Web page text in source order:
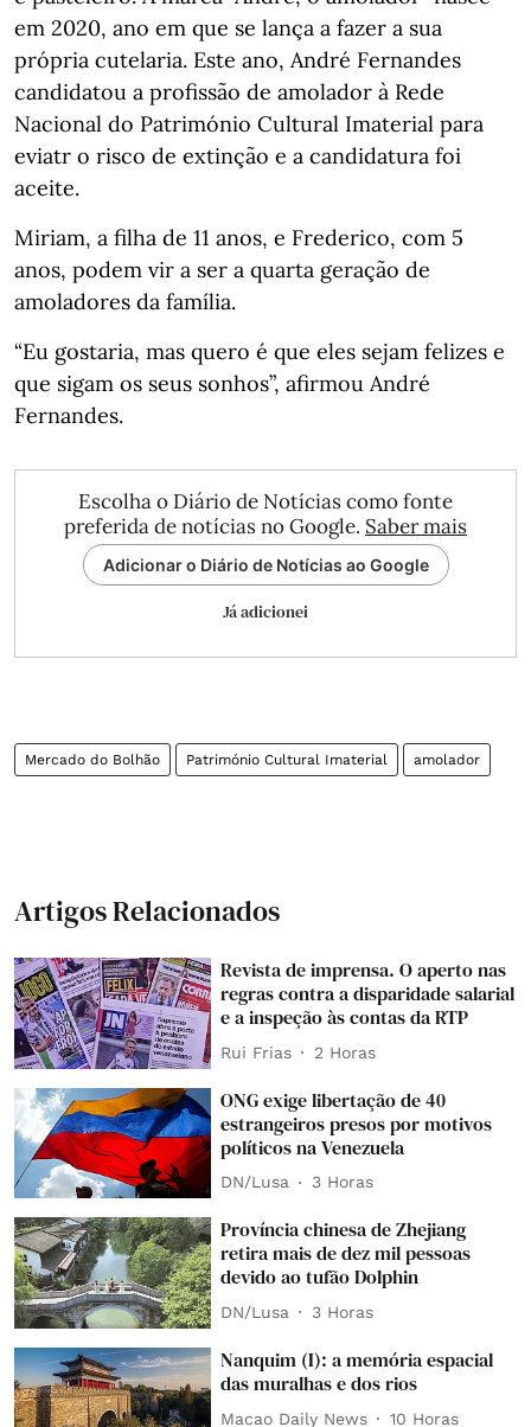
em 2020, ano em que se lança a fazer a sua
própria cutelaria. Este ano, André Fernandes
candidatou a profissão de amolador à Rede
Nacional do Património Cultural Imaterial para
eviatr o risco de extinção e a candidatura foi
aceite.
Miriam, a filha de 11 anos, e Frederico, com 5
anos, podem vir a ser a quarta geração de
amoladores da família.
“Eu gostaria, mas quero é que eles sejam felizes e
que sigam os seus sonhos”, afirmou André
Fernandes.
Escolha o Diário de Notícias como fonte
preferida de notícias no Google. Saber mais
Adicionar o Diário de Notícias ao Google
Já adicionei
Mercado do Bolhão Património Cultural Imaterial amolador
Artigos Relacionados
Revista de imprensa. O aperto nas
regras contra a disparidade salarial
e a inspeção às contas da RTP
Rui Frias 2 Horas
ONG exige libertação de 40
estrangeiros presos por motivos
políticos na Venezuela
DN/Lusa 3 Horas
Província chinesa de Zhejiang
retira mais de dez mil pessoas
devido ao tufão Dolphin
DN/Lusa 3 Horas
Nanquim (I): a memória espacial
das muralhas e dos rios
Macao Daily News 10 Horas